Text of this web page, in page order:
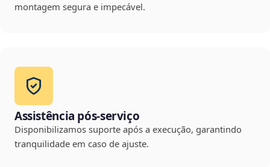
montagem segura e impecável.
Assistência pós-serviço
Disponibilizamos suporte após a execução, garantindo
tranquilidade em caso de ajuste.